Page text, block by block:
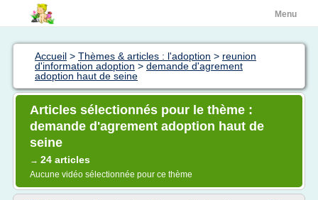
Menu
Accueil > Thèmes & articles : l'adoption > reunion
d'information adoption > demande d'agrement
adoption haut de seine
Articles sélectionnés pour le thème :
demande d'agrement adoption haut de
seine
→ 24 articles
Aucune vidéo sélectionnée pour ce thème